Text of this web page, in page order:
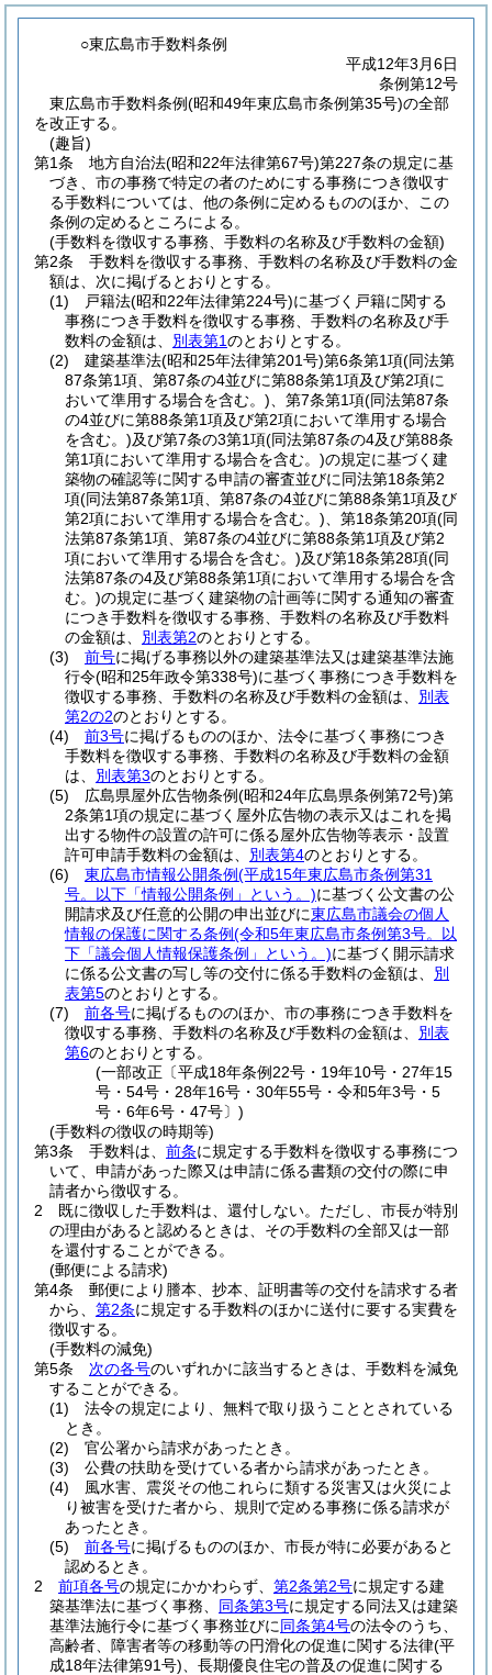
○東広島市手数料条例
平成12年3月6日
条例第12号
東広島市手数料条例(昭和49年東広島市条例第35号)の全部
を改正する。
(趣旨)
第1条
地方自治法(昭和22年法律第67号)第227条の規定に基
づき、市の事務で特定の者のためにする事務につき徴収す
る手数料については、他の条例に定めるもののほか、この
条例の定めるところによる。
(手数料を徴収する事務、手数料の名称及び手数料の金額)
第2条
手数料を徴収する事務、手数料の名称及び手数料の金
額は、次に掲げるとおりとする。
(1)
戸籍法(昭和22年法律第224号)に基づく戸籍に関する
事務につき手数料を徴収する事務、手数料の名称及び手
数料の金額は、 別表第1のとおりとする。
(2)
建築基準法(昭和25年法律第201号)第6条第1項(同法第
87条第1項、第87条の4並びに第88条第1項及び第2項に
おいて準用する場合を含む。) 、第7条第1項(同法第87条
の4並びに第88条第1項及び第2項において準用する場合
を含む。)及び第7条の3第1項(同法第87条の4及び第88条
第1項において準用する場合を含む。)の規定に基づく建
築物の確認等に関する申請の審査並びに同法第18条第2
項(同法第87条第1項、第87条の4並びに第88条第1項及び
第2項において準用する場合を含む。) 、第18条第20項(同
法第87条第1項、第87条の4並びに第88条第1項及び第2
項において準用する場合を含む。)及び第18条第28項(同
法第87条の4及び第88条第1項において準用する場合を含
む。)の規定に基づく建築物の計画等に関する通知の審査
につき手数料を徴収する事務、手数料の名称及び手数料
の金額は、 別表第2のとおりとする。
(3)
前号に掲げる事務以外の建築基準法又は建築基準法施
行令(昭和25年政令第338号)に基づく事務につき手数料を
徴収する事務、手数料の名称及び手数料の金額は、 別表
第2の2のとおりとする。
(4)
前3号に掲げるもののほか、法令に基づく事務につき
手数料を徴収する事務、手数料の名称及び手数料の金額
は、 別表第3のとおりとする。
(5)
広島県屋外広告物条例(昭和24年広島県条例第72号)第
2条第1項の規定に基づく屋外広告物の表示又はこれを掲
出する物件の設置の許可に係る屋外広告物等表示・設置
許可申請手数料の金額は、 別表第4のとおりとする。
(6)
東広島市情報公開条例(平成15年東広島市条例第31
号。以下「情報公開条例」という。)に基づく公文書の公
開請求及び任意的公開の申出並びに東広島市議会の個人
情報の保護に関する条例(令和5年東広島市条例第3号。以
下「議会個人情報保護条例」という。)に基づく開示請求
に係る公文書の写し等の交付に係る手数料の金額は、 別
表第5のとおりとする。
(7)
前各号に掲げるもののほか、市の事務につき手数料を
徴収する事務、手数料の名称及び手数料の金額は、 別表
第6のとおりとする。
(一部改正〔平成18年条例22号・19年10号・27年15
号・54号・28年16号・30年55号・令和5年3号・5
号・6年6号・47号〕)
(手数料の徴収の時期等)
第3条
手数料は、 前条に規定する手数料を徴収する事務につ
いて、申請があった際又は申請に係る書類の交付の際に申
請者から徴収する。
2
既に徴収した手数料は、還付しない。 ただし、市長が特別
の理由があると認めるときは、その手数料の全部又は一部
を還付することができる。
(郵便による請求)
第4条
郵便により謄本、抄本、証明書等の交付を請求する者
から、 第2条に規定する手数料のほかに送付に要する実費を
徴収する。
(手数料の減免)
第5条
次の各号のいずれかに該当するときは、手数料を減免
することができる。
(1)
法令の規定により、無料で取り扱うこととされている
とき。
(2)
官公署から請求があったとき。
(3)
公費の扶助を受けている者から請求があったとき。
(4)
風水害、震災その他これらに類する災害又は火災によ
り被害を受けた者から、規則で定める事務に係る請求が
あったとき。
(5)
前各号に掲げるもののほか、市長が特に必要があると
認めるとき。
2
前項各号の規定にかかわらず、 第2条第2号に規定する建
築基準法に基づく事務、 同条第3号に規定する同法又は建築
基準法施行令に基づく事務並びに同条第4号の法令のうち、
高齢者、障害者等の移動等の円滑化の促進に関する法律(平
成18年法律第91号) 、長期優良住宅の普及の促進に関する